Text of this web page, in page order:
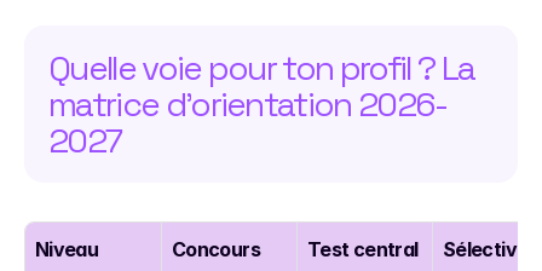
Quelle voie pour ton profil ? La
matrice d'orientation 2026-
2027
Niveau
Concours
Test central Sélectivité